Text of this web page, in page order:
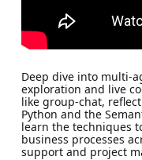
Deep dive into multi-
exploration and live
like group-chat,
Python and the
learn the techniques
business processes
support and project